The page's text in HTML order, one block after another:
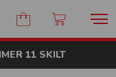
skilt
11 SKILT